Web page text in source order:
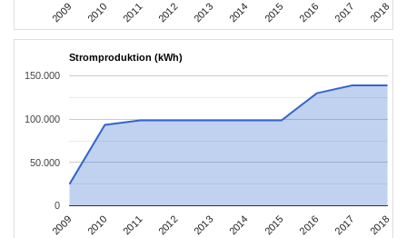
2009 2010 2011 2012 2013 2014 2015 2016 2017 2018
Stromproduktion (kWh)
2009 2010 2011 2012 2013 2014 2015 2016 2017 2018
0
50.000
100.000
150.000